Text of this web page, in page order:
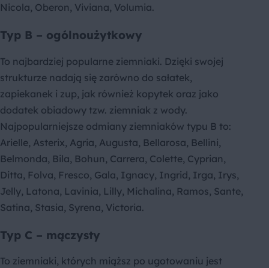
Nicola, Oberon, Viviana, Volumia.
Typ B – ogólnoużytkowy
To najbardziej popularne ziemniaki. Dzięki swojej
strukturze nadają się zarówno do sałatek,
zapiekanek i zup, jak również kopytek oraz jako
dodatek obiadowy tzw. ziemniak z wody.
Najpopularniejsze odmiany ziemniaków typu B to:
Arielle, Asterix, Agria, Augusta, Bellarosa, Bellini,
Belmonda, Bila, Bohun, Carrera, Colette, Cyprian,
Ditta, Folva, Fresco, Gala, Ignacy, Ingrid, Irga, Irys,
Jelly, Latona, Lavinia, Lilly, Michalina, Ramos, Sante,
Satina, Stasia, Syrena, Victoria.
Typ C – mączysty
To ziemniaki, których miąższ po ugotowaniu jest